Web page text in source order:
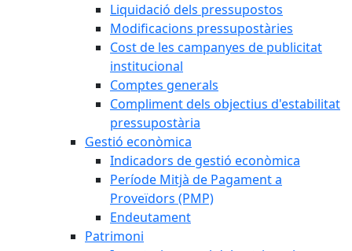
Liquidació dels pressupostos
Modificacions pressupostàries
Cost de les campanyes de publicitat
institucional
Comptes generals
Compliment dels objectius d'estabilitat
pressupostària
Gestió econòmica
Indicadors de gestió econòmica
Període Mitjà de Pagament a
Proveïdors (PMP)
Endeutament
Patrimoni